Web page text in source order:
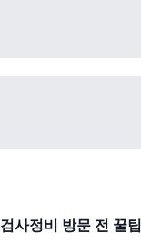
사정비 방문 전 꿀팁